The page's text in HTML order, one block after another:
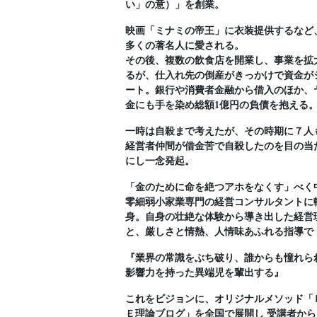
い」の意）」を創業。
映画「ミナミの帝王」に衣装提供するなど
多くの著名人に愛される。
その後、複数の飲食店を開業し、事業を拡
るが、仕入れ先の倒産がきっかけで資金が
ート。銀行や消費者金融から借入のほか、
金にも手を染め総額1億円の負債を抱える
一時は自殺まで考えたが、その時期に７人
経営者仲間が借金苦で自殺したのを目の当
にし一念発起。
「金のために命を絶つアホをなくす」べく
零細弱小家業専門の経営コンサルタントに
身。自身の壮絶な体験から導き出した経営
と、厳しさと情熱、人情味あふれる指導で
『業界の常識をぶち破り、誰からも憧れら
影響力を持った異端児を輩出する』
これをビジョンに、オリジナルメソッド「
Ｅ理論ブログ」を全国で展開し 受講者か